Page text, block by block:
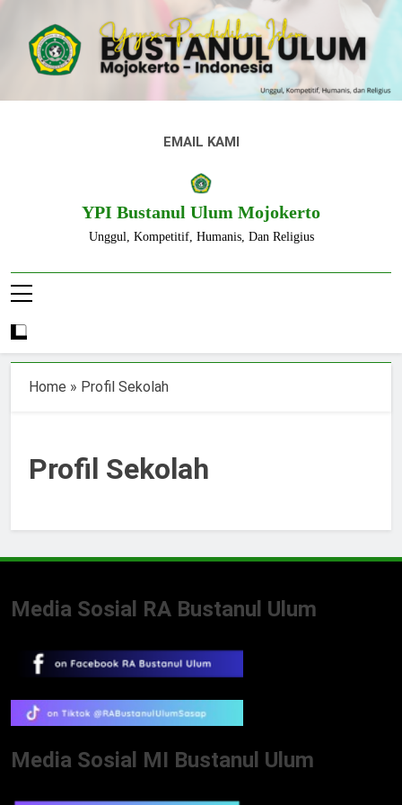
Skip
content
EMAIL KAMI
YPI Bustanul Ulum Mojokerto
Unggul, Kompetitif, Humanis, Dan Religius
Home » Profil Sekolah
Profil Sekolah
Media Sosial RA Bustanul Ulum
Media Sosial MI Bustanul Ulum